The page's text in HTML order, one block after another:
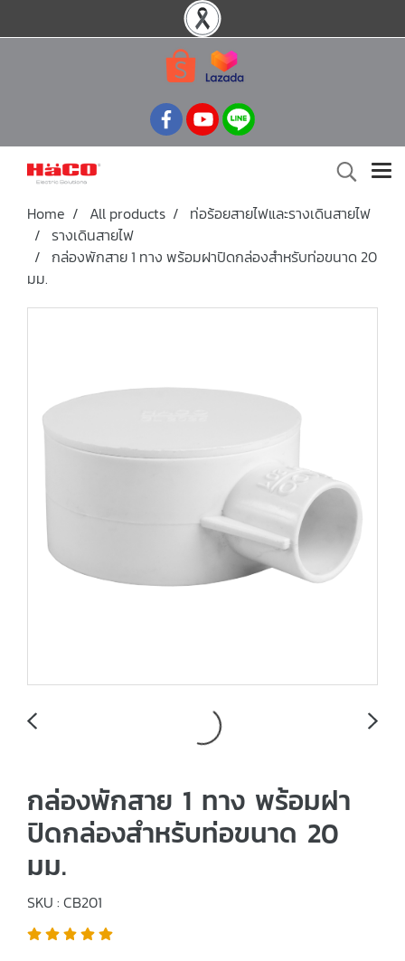
Home All products
ท่อร้อยสายไฟและรางเดินสายไฟ
รางเดินสายไฟ
กล่องพักสาย 1 ทาง พร้อมฝาปิดกล่องสำหรับท่อขนาด 20
มม.
กล่องพักสาย 1 ทาง พร้อมฝา
ปิดกล่องสำหรับท่อขนาด 20
มม.
SKU : CB201